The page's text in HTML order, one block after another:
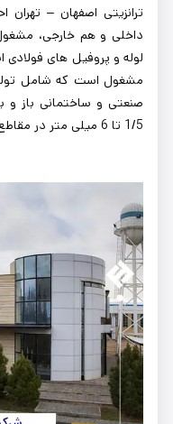
ترانزیتی اصفهان –
داخلی و هم خارجی،
لوله و پروفیل های
مشغول است که شامل
1/5 تا 6 میلی متر در مقاطع و ابعاد متنوع است.